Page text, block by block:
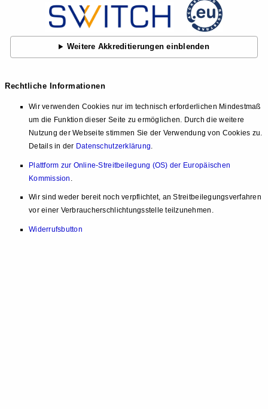
Weitere Akkreditierungen einblenden
Rechtliche Informationen
Wir verwenden Cookies nur im technisch erforderlichen Mindestmaß
um die Funktion dieser Seite zu ermöglichen. Durch die weitere
Nutzung der Webseite stimmen Sie der Verwendung von Cookies zu.
Details in der Datenschutzerklärung.
Plattform zur Online-Streitbeilegung (OS) der Europäischen
Kommission
Wir sind weder bereit noch verpflichtet, an Streitbeilegungsverfahren
vor einer Verbraucherschlichtungsstelle teilzunehmen.
Widerrufsbutton